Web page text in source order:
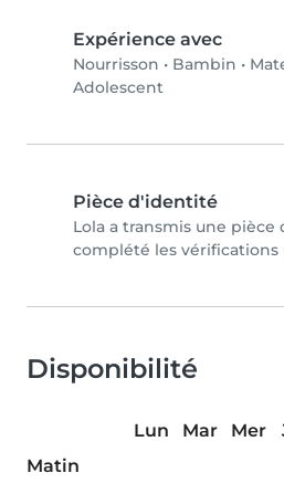
Expérience avec
Nourrisson • Bambin •
Adolescent
Pièce d'identité
Lola a transmis une
complété les vérifications
Disponibilité
Lun Mar Mer
Matin